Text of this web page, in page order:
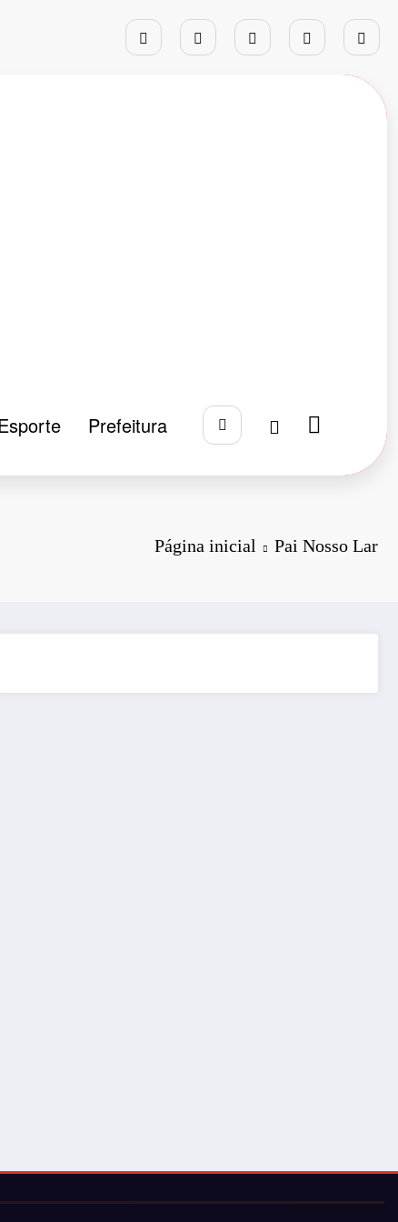
Prefeitura
Página inicial Pai Nosso Lar